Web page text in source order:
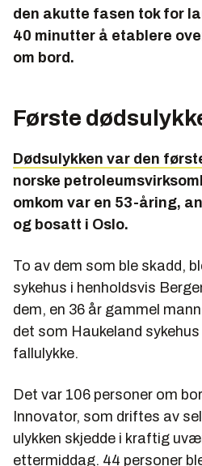
den akutte fasen tok for
40 minutter å etablere
om bord.
Første
Dødsulykken var den
norske
omkom var en 53-åring,
og bosatt i Oslo.
To av dem som ble skadd,
sykehus i henholdsvis
dem, en 36 år gammel
det som Haukeland
fallulykke.
Det var 106 personer om
Innovator, som driftes av
ulykken skjedde i kraftig
ettermiddag. 44 personer